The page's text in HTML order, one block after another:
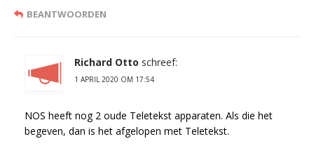
BEANTWOORDEN
Richard Otto schreef:
1 APRIL 2020 OM 17:54
NOS heeft nog 2 oude Teletekst apparaten. Als die het
begeven, dan is het afgelopen met Teletekst.